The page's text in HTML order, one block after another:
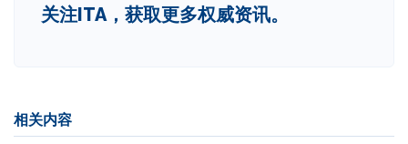
关注ITA，获取更多权威资讯。
相关内容